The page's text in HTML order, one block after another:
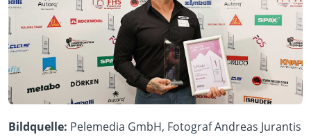
Bildquelle: Pelemedia GmbH, Fotograf Andreas Jurantis